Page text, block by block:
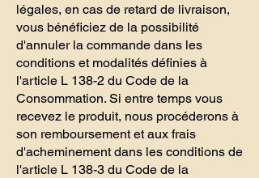
légales, en cas de retard de livraison,
vous bénéficiez de la possibilité
d'annuler la commande dans les
conditions et modalités définies à
l'article L 138-2 du Code de la
Consommation. Si entre temps vous
recevez le produit, nous procéderons à
son remboursement et aux frais
d'acheminement dans les conditions de
l'article L 138-3 du Code de la